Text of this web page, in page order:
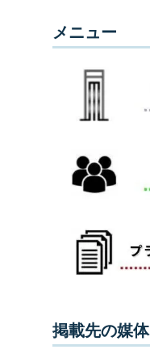
メニュー
掲載先の媒体